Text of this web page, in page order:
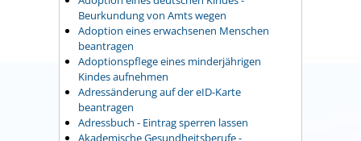
Beurkundung von Amts wegen
Adoption eines erwachsenen Menschen
beantragen
Adoptionspflege eines minderjährigen
Kindes aufnehmen
Adressänderung auf der eID-Karte
beantragen
Adressbuch - Eintrag sperren lassen
Akademische Gesundheitsberufe -